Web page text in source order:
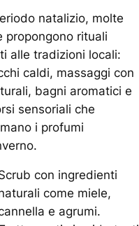
natalizio, molte
propongono rituali
alle tradizioni locali:
caldi, massaggi con
bagni aromatici e
sensoriali che
i profumi
con ingredienti
come miele,
e agrumi.